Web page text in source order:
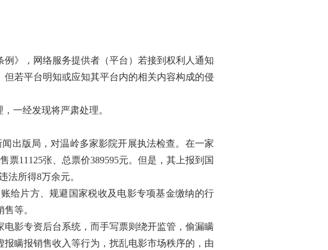
》，网络服务提供者（平台）若接到权利人通知
若平台明知或应知其平台内的相关内容构成的侵
一经发现将严肃处理。
出版局，对温岭多家影院开展执法检查。在一家
11125张、总票价389595元。但是，其上报到国
法所得8万余元。
片方、规避国家税收及电影专项基金缴纳的行
等。
影专资后台系统，而手写票则绕开监管，偷漏瞒
瞒报销售收入等行为，扰乱电影市场秩序的，由